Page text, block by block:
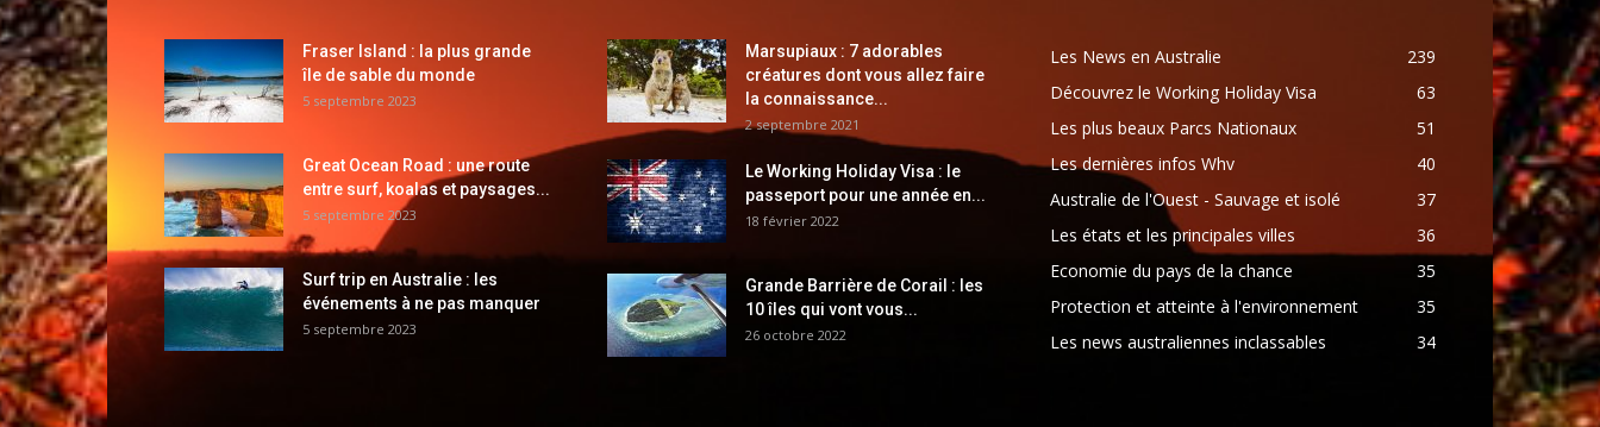
Fraser Island : la plus grande
île de sable du monde
5 septembre 2023
Great Ocean Road : une route
entre surf, koalas et paysages...
5 septembre 2023
Surf trip en Australie : les
événements à ne pas manquer
5 septembre 2023
Marsupiaux : 7 adorables
créatures dont vous allez faire
la connaissance...
2 septembre 2021
Le Working Holiday Visa : le
passeport pour une année en...
18 février 2022
Grande Barrière de Corail : les
10 îles qui vont vous...
26 octobre 2022
Les News en Australie
239
Découvrez le Working Holiday Visa
63
Les plus beaux Parcs Nationaux
51
Les dernières infos Whv
40
Australie de l'Ouest - Sauvage et isolé
37
Les états et les principales villes
36
Economie du pays de la chance
35
Protection et atteinte à l'environnement
35
Les news australiennes inclassables
34